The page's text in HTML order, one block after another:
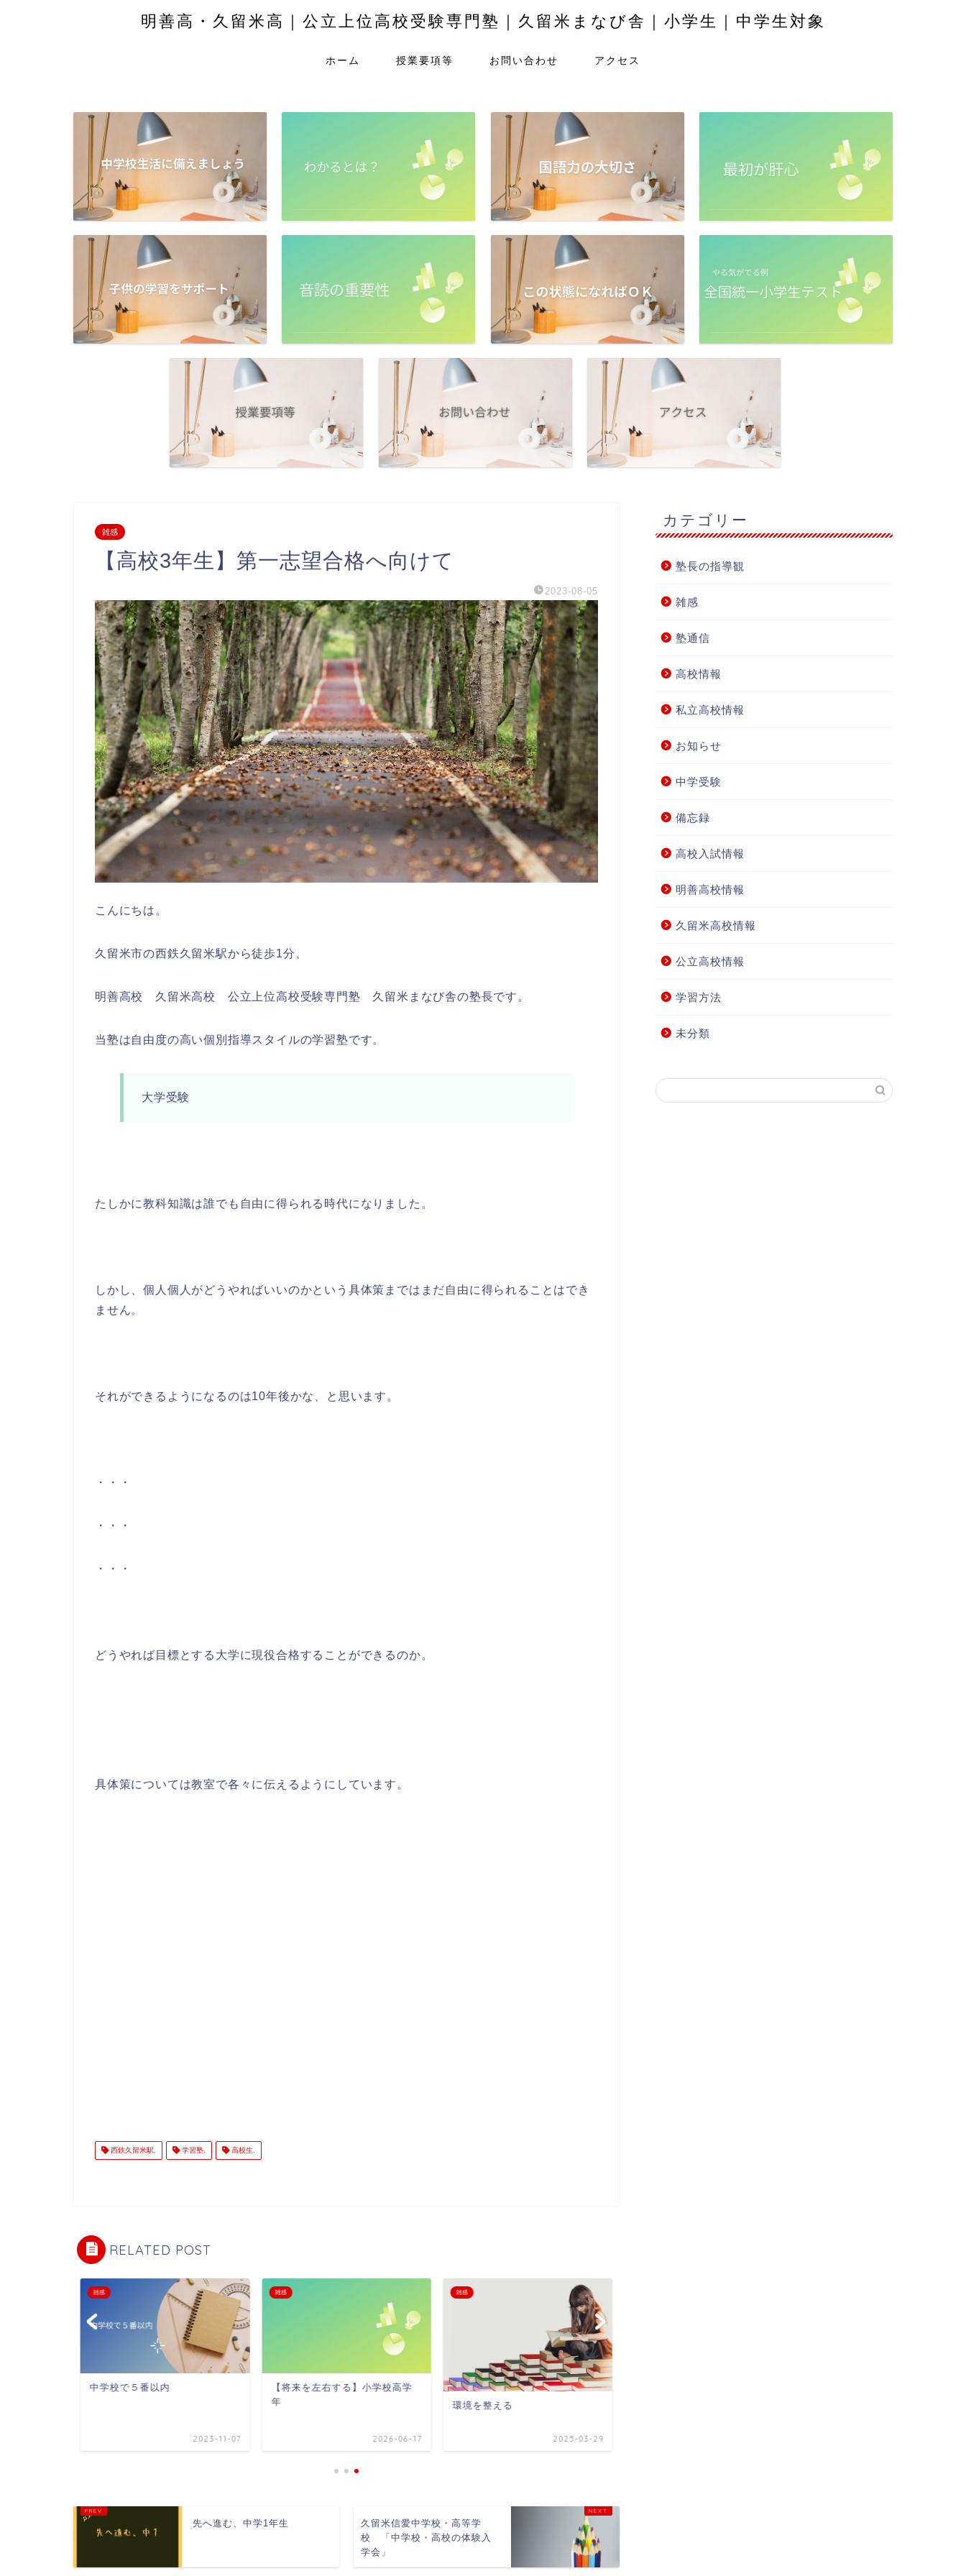
明善高・久留米高｜公立上位高校受験専門塾｜久留米まなび舎｜小学生｜中学生対象
ホーム 授業要項等 お問い合わせ アクセス
雑感
【高校3年生】第一志望合格へ向けて
2023-08-05
こんにちは。
久留米市の西鉄久留米駅から徒歩1分、
明善高校 久留米高校 公立上位高校受験専門塾 久留米まなび舎の塾長です。
当塾は自由度の高い個別指導スタイルの学習塾です。
大学受験
たしかに教科知識は誰でも自由に得られる時代になりました。
しかし、個人個人がどうやればいいのかという具体策まではまだ自由に得られることはでき
ません。
それができるようになるのは10年後かな、と思います。
・・・
・・・
・・・
どうやれば目標とする大学に現役合格することができるのか。
具体策については教室で各々に伝えるようにしています。
西鉄久留米駅. 学習塾. 高校生.
RELATED POST
雑感
中学校で５番以内
2023-11-07
雑感
【将来を左右する】小学校高学
年
2026-06-17
雑感
環境を整える
2025-03-29
先へ進む、中学1年生
久留米信愛中学校・高等学
校 「中学校・高校の体験入
学会」
カテゴリー
塾長の指導観
雑感
塾通信
高校情報
私立高校情報
お知らせ
中学受験
備忘録
高校入試情報
明善高校情報
久留米高校情報
公立高校情報
学習方法
未分類